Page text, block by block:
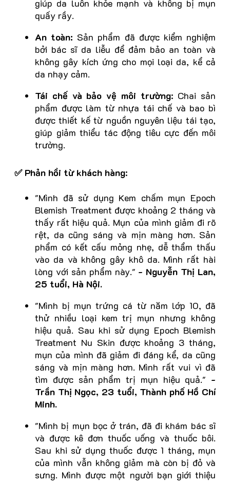
giúp da luôn khỏe mạnh và không bị mụn
quấy rầy.
An toàn: Sản phẩm đã được kiểm nghiệm
bởi bác sĩ da liễu để đảm bảo an toàn và
không gây kích ứng cho mọi loại da, kể cả
da nhạy cảm.
Tái chế và bảo vệ môi trường: Chai sản
phẩm được làm từ nhựa tái chế và bao bì
được thiết kế từ nguồn nguyên liệu tái tạo,
giúp giảm thiểu tác động tiêu cực đến môi
trường.
✅ Phản hồi từ khách hàng:
"Mình đã sử dụng Kem chấm mụn Epoch
Blemish Treatment được khoảng 2 tháng và
thấy rất hiệu quả. Mụn của mình giảm đi rõ
rệt, da cũng sáng và mịn màng hơn. Sản
phẩm có kết cấu mỏng nhẹ, dễ thẩm thấu
vào da và không gây khô da. Mình rất hài
lòng với sản phẩm này." - Nguyễn Thị Lan,
25 tuổi, Hà Nội.
"Mình bị mụn trứng cá từ năm lớp 10, đã
thử nhiều loại kem trị mụn nhưng không
hiệu quả. Sau khi sử dụng Epoch Blemish
Treatment Nu Skin được khoảng 3 tháng,
mụn của mình đã giảm đi đáng kể, da cũng
sáng và mịn màng hơn. Mình rất vui vì đã
tìm được sản phẩm trị mụn hiệu quả." -
Trần Thị Ngọc, 23 tuổi, Thành phố Hồ Chí
Minh.
"Mình bị mụn bọc ở trán, đã đi khám bác sĩ
và được kê đơn thuốc uống và thuốc bôi.
Sau khi sử dụng thuốc được 1 tháng, mụn
của mình vẫn không giảm mà còn bị đỏ và
sưng. Mình được một người bạn giới thiệu